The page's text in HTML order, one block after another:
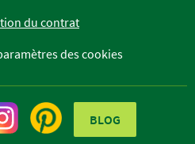
du contrat
des cookies
BLOG